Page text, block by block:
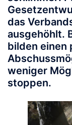
das
ausgehöhlt.
bilden einen
weniger
stoppen.